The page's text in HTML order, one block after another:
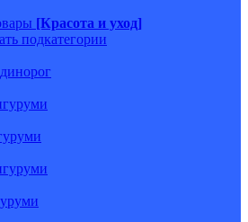
[Красота и уход]
подкатегории